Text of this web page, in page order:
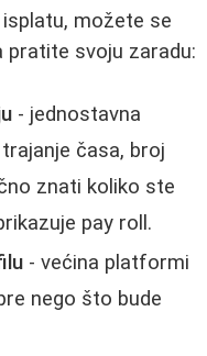
možete se
pratite svoju zaradu:
- jednostavna
časa, broj
znati koliko ste
pay roll.
- većina platformi
nego što bude